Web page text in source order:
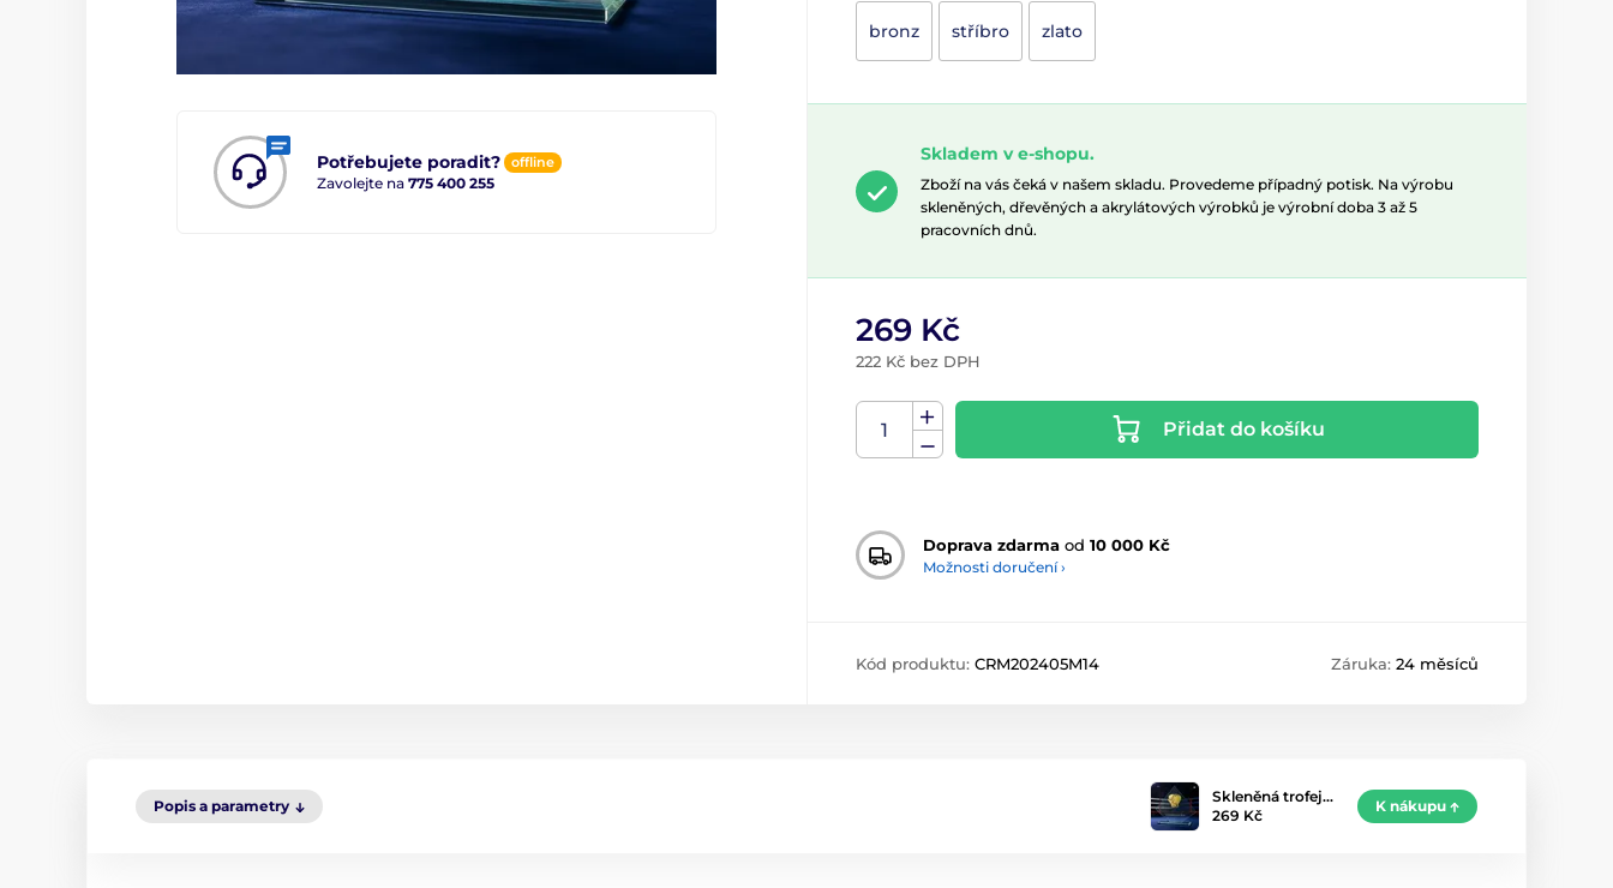
Potřebujete poradit? offline
Zavolejte na 775 400 255
bronz stříbro zlato
Skladem v e-shopu.
Zboží na vás čeká v našem skladu. Provedeme případný potisk. Na výrobu
skleněných, dřevěných a akrylátových výrobků je výrobní doba 3 až 5
pracovních dnů.
269 Kč
222 Kč bez DPH
Přidat do košíku
Doprava zdarma od 10 000 Kč
Možnosti doručení ›
Kód produktu: CRM202405M14 Záruka: 24 měsíců
Popis a parametry
Skleněná trofej…
269 Kč
K nákupu